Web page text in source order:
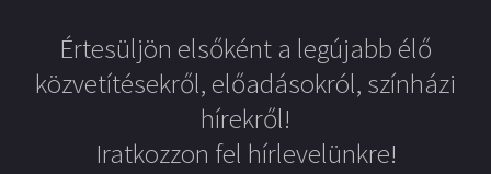
Értesüljön elsőként a legújabb élő
közvetítésekről, előadásokról, színházi
hírekről!
Iratkozzon fel hírlevelünkre!